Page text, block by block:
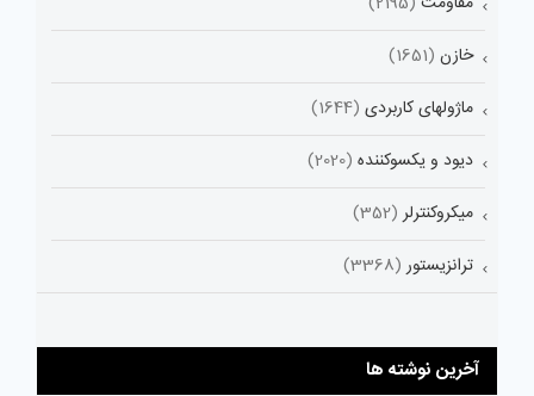
خازن (1651)
ماژولهای کاربردی (1644)
دیود و یکسوکننده (2020)
میکروکنترلر (352)
ترانزیستور (3368)
آخرین نوشته ها